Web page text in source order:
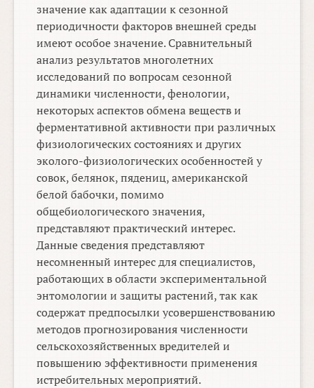
значение как адаптации к сезонной
периодичности факторов внешней среды
имеют особое значение. Сравнительный
анализ результатов многолетних
исследований по вопросам сезонной
динамики численности, фенологии,
некоторых аспектов обмена веществ и
ферментативной активности при различных
физиологических состояниях и других
эколого-физиологических особенностей у
совок, белянок, пядениц, американской
белой бабочки, помимо
общебиологического значения,
представляют практический интерес.
Данные сведения представляют
несомненный интерес для специалистов,
работающих в области экспериментальной
энтомологии и защиты растений, так как
содержат предпосылки усовершенствованию
методов прогнозирования численности
сельскохозяйственных вредителей и
повышению эффективности применения
истребительных мероприятий.